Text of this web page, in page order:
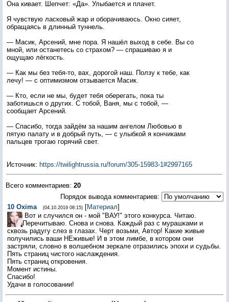
Она кивает. Шепчет: «Да». Улыбается и плачет.
Я чувствую ласковый жар и оборачиваюсь. Окно сияет,
обращаясь в длинный туннель.
— Масик, Арсений, мне пора. Я нашёл выход в себе. Вы со
мной, или останетесь со страхом? — спрашиваю я и
ощущаю лёгкость.
— Как мы без тебя-то, вах, дорогой наш. Ползу к тебе, как
лечу! — с оптимизмом отзывается Масик.
— Кто, если не мы, будет тебя оберегать, пока ты
заботишься о других. С тобой, Ваня, мы с тобой, —
сообщает Арсений.
— Спасибо, тогда зайдём за нашим ангелом Любовью в
пятую палату и в добрый путь, — с улыбкой я кончиками
пальцев трогаю горячий свет.
Источник: https://twilightrussia.ru/forum/305-15983-1#2997165
Всего комментариев: 20
Порядок вывода комментариев:
10 Oxima (04.10.2019 08:15) [Материал]
Вот и случился он - мой "ВАУ!" этого конкурса. Читаю.
Перечитываю. Снова и снова. Каждый раз с мурашками и
сквозь радугу слез в глазах. Черт возьми, Автор! Какие живые
получились ваши НЕживые! И в этом лимбе, в котором они
застряли, словно в волшебном зеркале отразились эпохи и судьбы.
Пять страниц чистого наслаждения.
Пять страниц откровения.
Момент истины.
Спасибо!
Удачи в голосовании!